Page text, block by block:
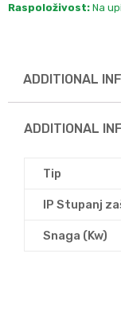
Raspoloživost: Na
ADDITIONAL
ADDITIONAL
Tip
IP Stupanj
Snaga (Kw)